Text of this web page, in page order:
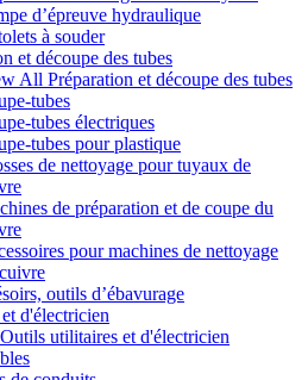
d’épreuve hydraulique
à souder
et découpe des tubes
All Préparation et découpe des tubes
tubes
tubes électriques
tubes pour plastique
de nettoyage pour tuyaux de
de préparation et de coupe du
pour machines de nettoyage
outils d’ébavurage
d'électricien
utilitaires et d'électricien